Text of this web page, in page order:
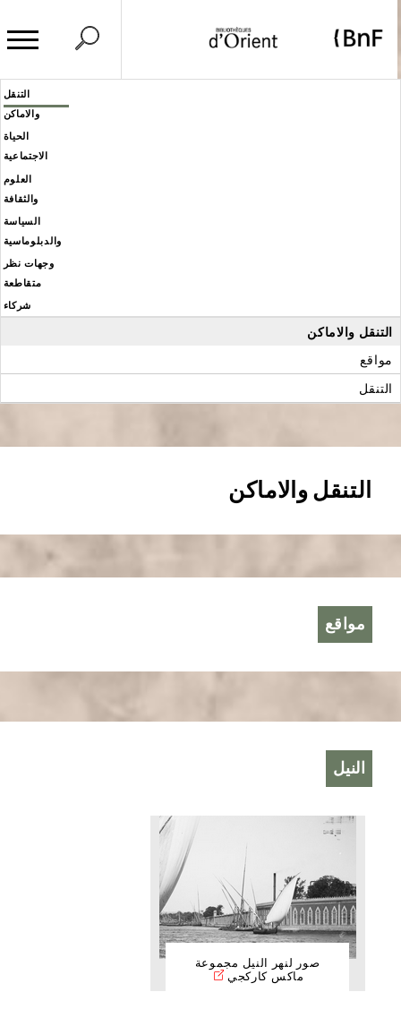
التنقل
والاماكن
الحياة
الاجتماعية
العلوم
والثقافة
السياسة
والدبلوماسية
وجهات نظر
متقاطعة
شركاء
التنقل والاماكن
مواقع
التنقل
التنقل والاماكن
مواقع
النيل
صور لنهر النيل مجموعة
ماكس كاركجي